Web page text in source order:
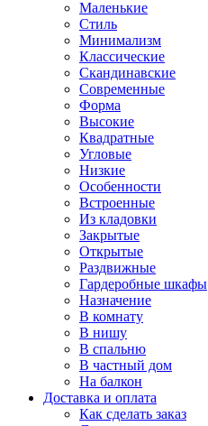
Маленькие
Стиль
Минимализм
Классические
Скандинавские
Современные
Форма
Высокие
Квадратные
Угловые
Низкие
Особенности
Встроенные
Из кладовки
Закрытые
Открытые
Раздвижные
Гардеробные шкафы
Назначение
В комнату
В нишу
В спальню
В частный дом
На балкон
Доставка и оплата
Как сделать заказ